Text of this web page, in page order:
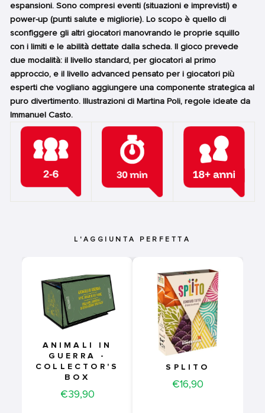
espansioni. Sono compresi eventi (situazioni e imprevisti) e
power-up (punti salute e migliorie). Lo scopo è quello di
sconfiggere gli altri giocatori manovrando le proprie squillo
con i limiti e le abilità dettate dalla scheda. Il gioco prevede
due modalità: il livello standard, per giocatori al primo
approccio, e il livello advanced pensato per i giocatori più
esperti che vogliano aggiungere una componente strategica al
puro divertimento. Illustrazioni di Martina Poli, regole ideate da
Immanuel Casto.
L'AGGIUNTA PERFETTA
ANIMALI IN
GUERRA -
COLLECTOR'S
BOX
Price
€39,90
SPLITO
Price
€16,90